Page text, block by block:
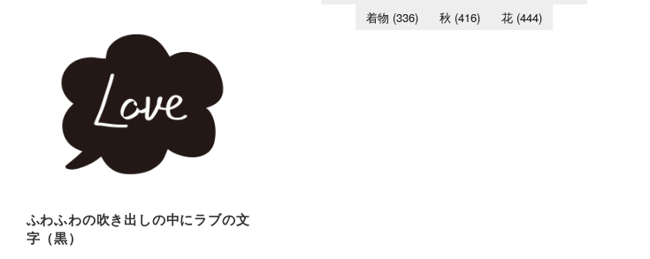
ふわふわの吹き出しの中にラブの文
字（黒）
着物 (336) 秋 (416) 花(444)